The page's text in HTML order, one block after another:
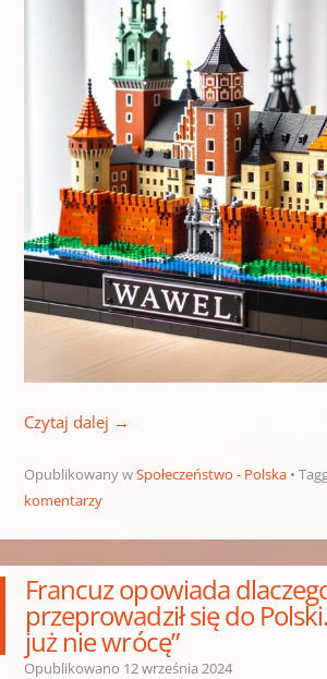
Czytaj dalej →
Opublikowany wSpołeczeństwo - Polska
komentarzy
Francuz opowiada
przeprowadził się do
już nie wrócę”
Opublikowano 12 września 2024